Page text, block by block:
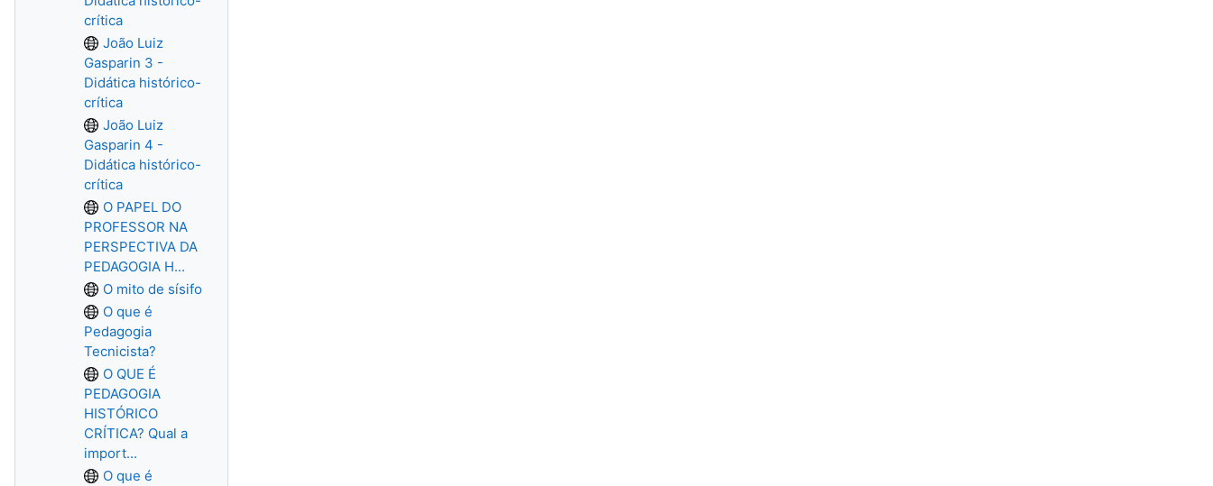
crítica
João Luiz
Gasparin 3 -
Didática histórico-
crítica
João Luiz
Gasparin 4 -
Didática histórico-
crítica
O PAPEL DO
PROFESSOR NA
PERSPECTIVA DA
PEDAGOGIA H...
O mito de sísifo
O que é
Pedagogia
Tecnicista?
O QUE É
PEDAGOGIA
HISTÓRICO
CRÍTICA? Qual a
import...
O que é